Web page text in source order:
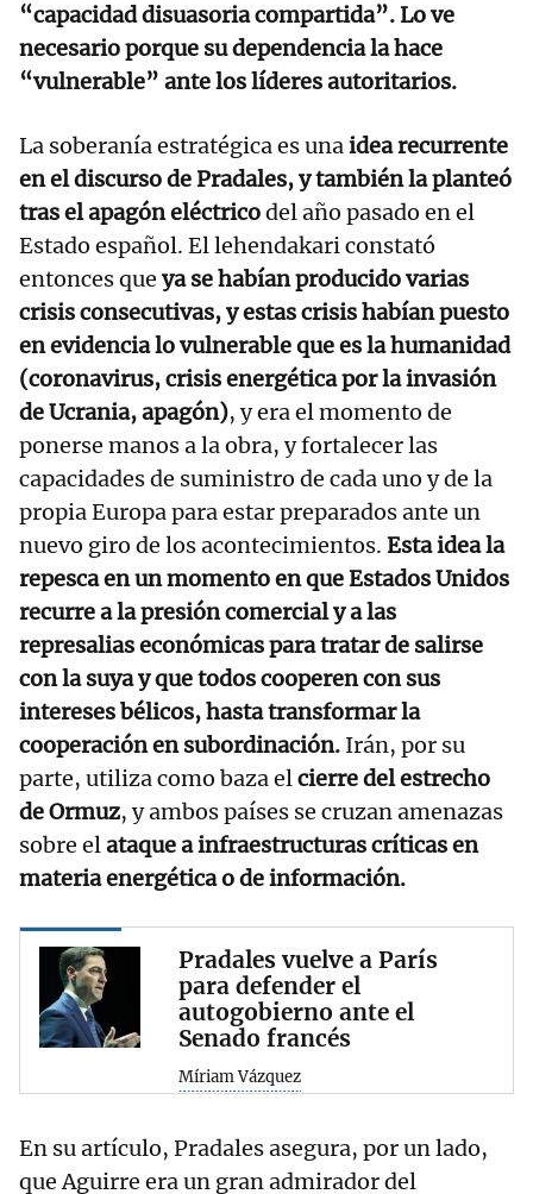
“capacidad disuasoria compartida”. Lo ve
necesario porque su dependencia la hace
“vulnerable” ante los líderes autoritarios.
La soberanía estratégica es unaidea recurrente
en el discurso de Pradales, y también la planteó
tras el apagón eléctricodel año pasado en el
Estado español. El lehendakari constató
entonces que ya se habían producido varias
crisis consecutivas, y estas crisis habían puesto
en evidencia lo vulnerable que es la humanidad
(coronavirus, crisis energética por la invasión
de Ucrania, apagón), y era el momento de
ponerse manos a la obra, y fortalecer las
capacidades de suministro de cada uno y de la
propia Europa para estar preparados ante un
nuevo giro de los acontecimientos. Esta idea la
repesca en un momento en que Estados Unidos
recurre a la presión comercial y a las
represalias económicas para tratar de salirse
con la suya y que todos cooperen con sus
intereses bélicos, hasta transformar la
cooperación en subordinación. Irán, por su
parte, utiliza como baza elcierre del estrecho
de Ormuz, y ambos países se cruzan amenazas
sobre elataque a infraestructuras críticas en
materia energética o de información.
Pradales vuelve a París
para defender el
autogobierno ante el
Senado francés
Míriam Vázquez
En su artículo, Pradales asegura, por un lado,
que Aguirre era un gran admirador del